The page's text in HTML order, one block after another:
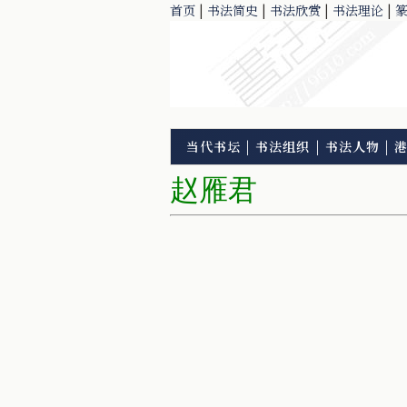
首页 | 书法简史 | 书法欣赏 | 书法理论 |
当代书坛 | 书法组织 | 书法人物 |
赵雁君